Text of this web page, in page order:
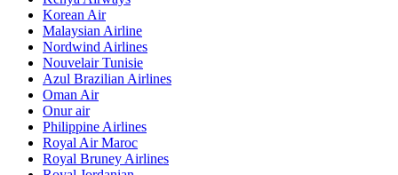
Korean Air
Malaysian Airline
Nordwind Airlines
Nouvelair Tunisie
Azul Brazilian Airlines
Oman Air
Onur air
Philippine Airlines
Royal Air Maroc
Royal Bruney Airlines